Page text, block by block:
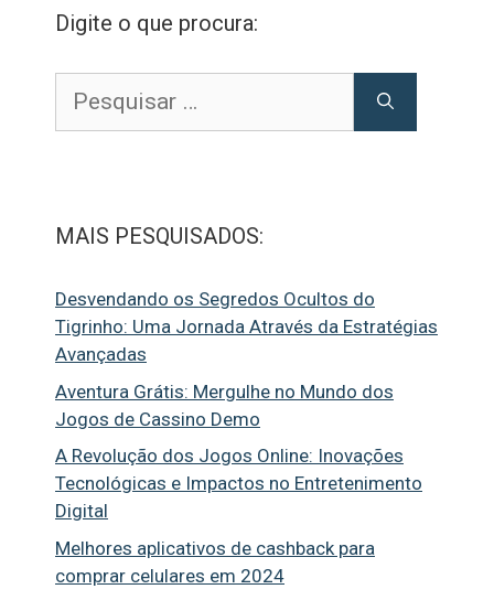
Digite o que procura:
por:
MAIS PESQUISADOS:
Desvendando os Segredos Ocultos do
Tigrinho: Uma Jornada Através da Estratégias
Avançadas
Aventura Grátis: Mergulhe no Mundo dos
Jogos de Cassino Demo
A Revolução dos Jogos Online: Inovações
Tecnológicas e Impactos no Entretenimento
Digital
Melhores aplicativos de cashback para
comprar celulares em 2024